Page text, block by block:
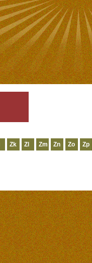
Zk Zl Zm Zn Zo Zp